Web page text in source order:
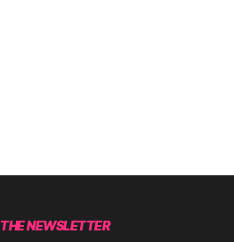
THE NEWSLETTER